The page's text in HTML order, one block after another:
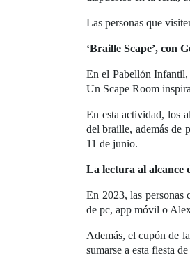
Las personas que
‘Braille Scape’, con
En el Pabellón Infantil,
Un Scape Room
En esta actividad, los
del braille, además de
11 de junio.
La lectura al alcance
En 2023, las personas
de pc, app móvil o
Además, el cupón de
sumarse a esta fiesta